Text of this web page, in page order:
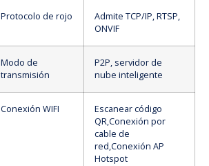
Protocolo de rojo
Admite TCP/IP, RTSP,
ONVIF
Modo de
transmisión
P2P, servidor de
nube inteligente
Conexión WIFI
Escanear código
QR,Conexión por
cable de
red,Conexión AP
Hotspot